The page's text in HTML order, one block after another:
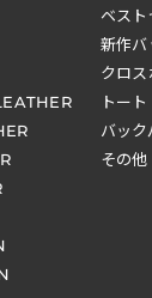
ベスト
新作バ
クロ
トー
バッ
その他